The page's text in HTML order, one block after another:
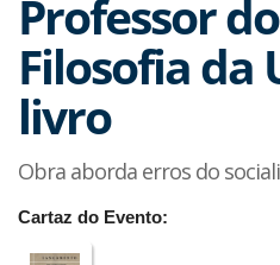
Professor
Filosofia da
livro
Obra aborda erros do
Cartaz do Evento: